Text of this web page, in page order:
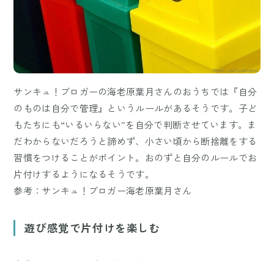
サンキュ！ブロガーの海老原葉月さんのおうちでは『自分
のものは自分で管理』というルールがあるそうです。子ど
もたちにも“いるいらない”を自分で判断させています。ま
だわからないだろうと諦めず、小さい頃から断捨離をする
習慣をつけることがポイント。おのずと自分のルールでお
片付けするようになるそうです。
参考：サンキュ！ブロガー海老原葉月さん
遊び感覚で片付けを楽しむ